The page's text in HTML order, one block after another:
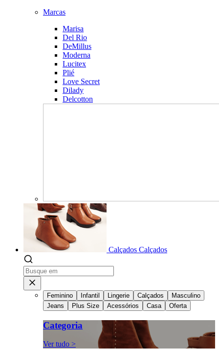
Marcas
Marisa
Del Rio
DeMillus
Moderna
Lucitex
Plié
Love Secret
Dilady
Delcotton
Calçados Calçados
Feminino Infantil Lingerie Calçados
Masculino
Jeans
Plus Size Acessórios Casa Oferta
Categoria
Ver tudo >